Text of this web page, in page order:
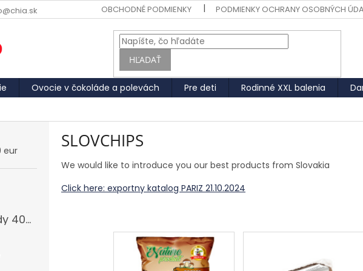
OBCHODNÉ PODMIENKY PODMIENKY OCHRANY OSOBNÝCH
HĽADAŤ
Ovocie v čokoláde a polevách Pre deti Rodinné XXL balenia
eur
Mrazom sušené jahody 40g REBELAMA
SLOVCHIPS
We would like to introduce you our best products from Slovakia
Click here: exportny katalog PARIZ 21.10.2024